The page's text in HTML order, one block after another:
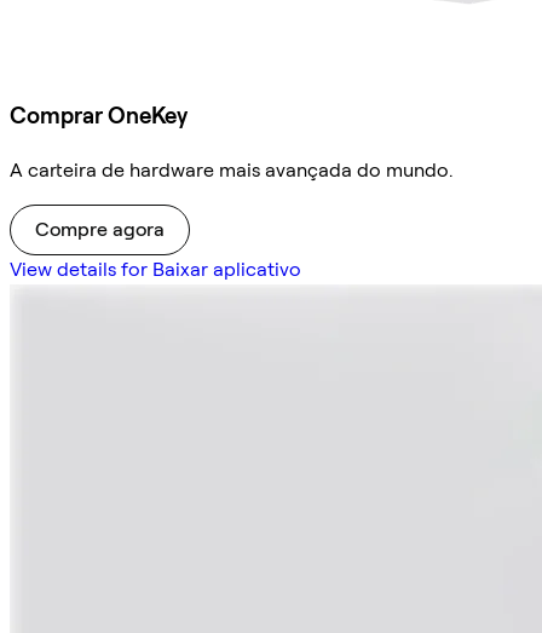
Comprar OneKey
A carteira de hardware mais avançada do mundo.
Compre agora
View details for Baixar aplicativo